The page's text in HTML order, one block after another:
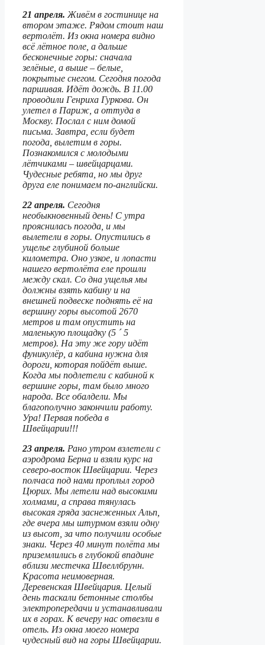
21 апреля. Живём в гостинице на
втором этаже. Рядом стоит наш
вертолёт. Из окна номера видно
всё лётное поле, а дальше
бесконечные горы: сначала
зелёные, а выше – белые,
покрытые снегом. Сегодня погода
паршивая. Идёт дождь. В 11.00
проводили Генриха Гуркова. Он
улетел в Париж, а оттуда в
Москву. Послал с ним домой
письма. Завтра, если будет
погода, вылетим в горы.
Познакомился с молодыми
лётчиками – швейцарцами.
Чудесные ребята, но мы друг
друга еле понимаем по-английски.
22 апреля. Сегодня
необыкновенный день! С утра
прояснилась погода, и мы
вылетели в горы. Опустились в
ущелье глубиной больше
километра. Оно узкое, и лопасти
нашего вертолёта еле прошли
между скал. Со дна ущелья мы
должны взять кабину и на
внешней подвеске поднять её на
вершину горы высотой 2670
метров и там опустить на
маленькую площадку (5 ´ 5
метров). На эту же гору идёт
фуникулёр, а кабина нужна для
дороги, которая пойдёт выше.
Когда мы подлетели с кабиной к
вершине горы, там было много
народа. Все обалдели. Мы
благополучно закончили работу.
Ура! Первая победа в
Швейцарии!!!
23 апреля. Рано утром взлетели с
аэродрома Берна и взяли курс на
северо-восток Швейцарии. Через
полчаса под нами проплыл город
Цюрих. Мы летели над высокими
холмами, а справа тянулась
высокая гряда заснеженных Альп,
где вчера мы штурмом взяли одну
из высот, за что получили особые
знаки. Через 40 минут полёта мы
приземлились в глубокой впадине
вблизи местечка Швеллбрунн.
Красота неимоверная.
Деревенская Швейцария. Целый
день таскали бетонные столбы
электропередачи и устанавливали
их в горах. К вечеру нас отвезли в
отель. Из окна моего номера
чудесный вид на горы Швейцарии.